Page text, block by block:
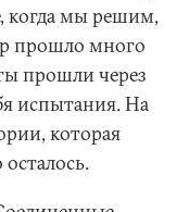
когда мы решим,
прошло много
прошли через
испытания. На
которая